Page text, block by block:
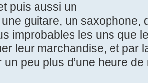
puis aussi un
guitare, un saxophone,
improbables les uns que
leur marchandise, et par
un peu plus d’une heure